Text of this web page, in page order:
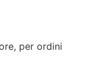
per ordini